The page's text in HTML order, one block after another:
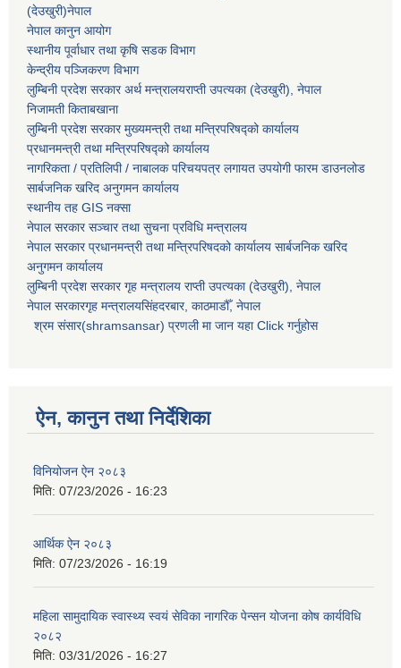
(देउखुरी)नेपाल
नेपाल कानुन आयोग
स्थानीय पूर्वाधार तथा कृषि सडक विभाग
केन्द्रीय पञ्जिकरण विभाग
लुम्बिनी प्रदेश सरकार अर्थ मन्त्रालयराप्ती उपत्यका (देउखुरी), नेपाल
निजामती किताबखाना
लुम्बिनी प्रदेश सरकार मुख्यमन्त्री तथा मन्त्रिपरिषद्को कार्यालय
प्रधानमन्त्री तथा मन्त्रिपरिषद्को कार्यालय
नागरिकता / प्रतिलिपी / नाबालक परिचयपत्र लगायत उपयोगी फारम डाउनलोड
सार्बजनिक खरिद अनुगमन कार्यालय
स्थानीय तह GIS नक्सा
नेपाल सरकारसञ्चार तथा सुचना प्रविधि मन्त्रालय
नेपाल सरकार प्रधानमन्त्री तथा मन्त्रिपरिषदको कार्यालय सार्बजनिक खरिद
अनुगमन कार्यालय
लुम्बिनी प्रदेश सरकार गृह मन्त्रालय राप्ती उपत्यका (देउखुरी), नेपाल
नेपाल सरकारगृह मन्त्रालयसिंहदरबार, काठमाडौँ, नेपाल
श्रम संसार(shramsansar) प्रणली मा जान यहा Click गर्नुहोस
ऐन, कानुन तथा निर्देशिका
विनियोजन ऐन २०८३
मिति: 07/23/2026 - 16:23
आर्थिक ऐन २०८३
मिति: 07/23/2026 - 16:19
महिला सामुदायिक स्वास्थ्य स्वयं सेविका नागरिक पेन्सन योजना कोष कार्यविधि
२०८२
मिति: 03/31/2026 - 16:27